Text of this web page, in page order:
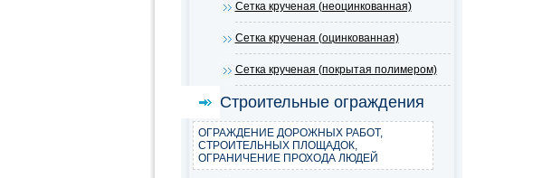
Сетка крученая (неоцинкованная)
Сетка крученая (оцинкованная)
Сетка крученая (покрытая полимером)
Строительные ограждения
ОГРАЖДЕНИЕ ДОРОЖНЫХ РАБОТ,
СТРОИТЕЛЬНЫХ ПЛОЩАДОК,
ОГРАНИЧЕНИЕ ПРОХОДА ЛЮДЕЙ